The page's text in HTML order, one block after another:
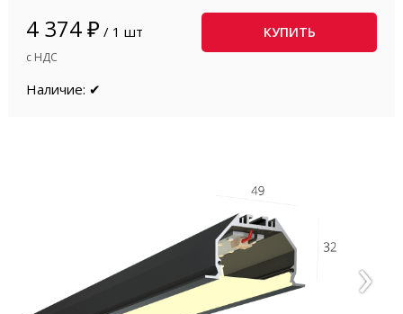
4 374 ₽ / 1 шт
с НДС
КУПИТЬ
Наличие: ✔